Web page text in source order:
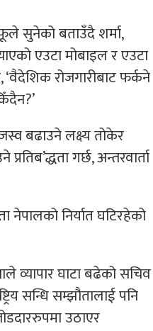
सुनेको बताउँदै शर्मा,
एउटा मोबाइल र एउटा
‘वैदेशिक रोजगारीबाट फर्कने
बढाउने लक्ष्य तोकेर
गर्छ, अन्तरवार्ता
नेपालको निर्यात घटिरहेको
व्यापार घाटा बढेको सचिव
सन्धि सम्झौतालाई पनि
उठाएर